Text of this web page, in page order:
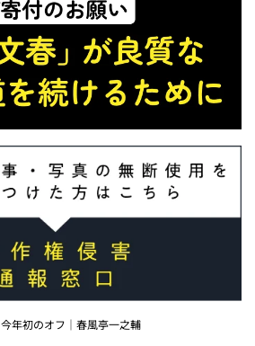
今年初のオフ｜春風亭一之輔